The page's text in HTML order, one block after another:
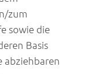
zum
sowie die
Basis
abziehbaren